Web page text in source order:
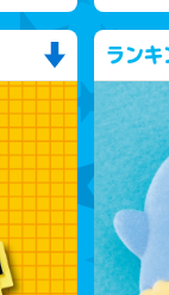
ランキ